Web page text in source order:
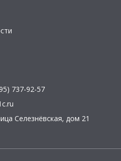
737-92-57
Селезнёвская, дом 21